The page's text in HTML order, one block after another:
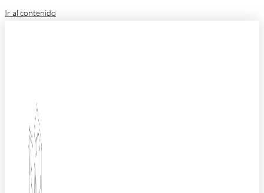
Ir al contenido